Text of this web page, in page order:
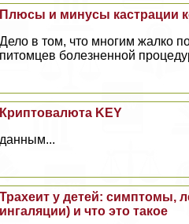
Плюсы и минусы кастрации
Дело в том, что многим жалко
питомцев болезненной
Криптовалюта KEY
данным...
Трахеит у детей: симптомы,
ингаляции) и что это такое